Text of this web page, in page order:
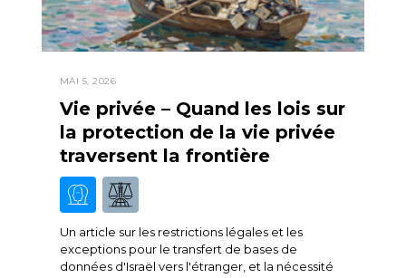
MAI 5, 2026
Vie privée – Quand les lois sur
la protection de la vie privée
traversent la frontière
Un article sur les restrictions légales et les
exceptions pour le transfert de bases de
données d'Israël vers l'étranger, et la nécessité